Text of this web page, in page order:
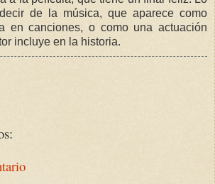
de la música, que aparece como
en canciones, o como una actuación
incluye en la historia.